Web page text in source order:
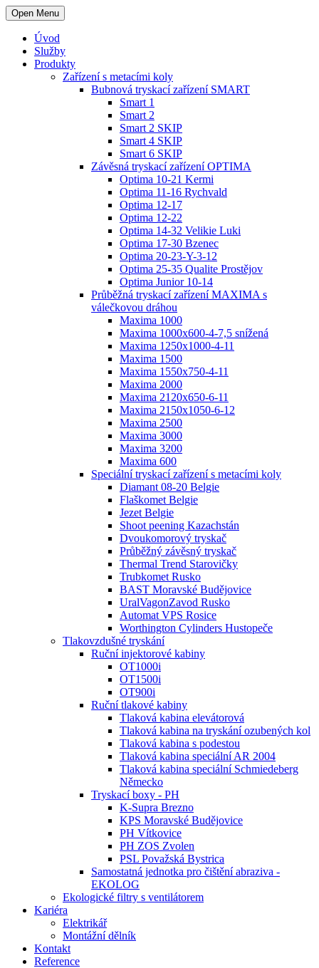
Open Menu
Úvod
Služby
Produkty
Zařízení s metacími koly
Bubnová tryskací zařízení SMART
Smart 1
Smart 2
Smart 2 SKIP
Smart 4 SKIP
Smart 6 SKIP
Závěsná tryskací zařízení OPTIMA
Optima 10-21 Kermi
Optima 11-16 Rychvald
Optima 12-17
Optima 12-22
Optima 14-32 Velikie Luki
Optima 17-30 Bzenec
Optima 20-23-Y-3-12
Optima 25-35 Qualite Prostějov
Optima Junior 10-14
Průběžná tryskací zařízení MAXIMA s
válečkovou dráhou
Maxima 1000
Maxima 1000x600-4-7,5 snížená
Maxima 1250x1000-4-11
Maxima 1500
Maxima 1550x750-4-11
Maxima 2000
Maxima 2120x650-6-11
Maxima 2150x1050-6-12
Maxima 2500
Maxima 3000
Maxima 3200
Maxima 600
Speciální tryskací zařízení s metacími koly
Diamant 08-20 Belgie
Flaškomet Belgie
Jezet Belgie
Shoot peening Kazachstán
Dvoukomorový tryskač
Průběžný závěsný tryskač
Thermal Trend Starovičky
Trubkomet Rusko
BAST Moravské Budějovice
UralVagonZavod Rusko
Automat VPS Rosice
Worthington Cylinders Hustopeče
Tlakovzdušné tryskání
Ruční injektorové kabiny
OT1000i
OT1500i
OT900i
Ruční tlakové kabiny
Tlaková kabina elevátorová
Tlaková kabina na tryskání ozubených kol
Tlaková kabina s podestou
Tlaková kabina speciální AR 2004
Tlaková kabina speciální Schmiedeberg
Německo
Tryskací boxy - PH
K-Supra Brezno
KPS Moravské Budějovice
PH Vítkovice
PH ZOS Zvolen
PSL Považská Bystrica
Samostatná jednotka pro čištění abraziva -
EKOLOG
Ekologické filtry s ventilátorem
Kariéra
Elektrikář
Montážní dělník
Kontakt
Reference